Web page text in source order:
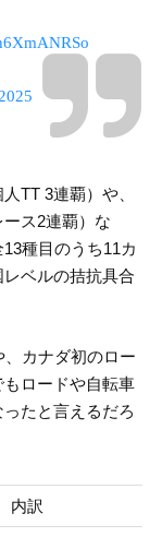
TT 3連覇）や、
ス2連覇）な
種目のうち11カ
ベルの拮抗具合
カナダ初のロー
もロードや自転車
たと言えるだろ
内訳